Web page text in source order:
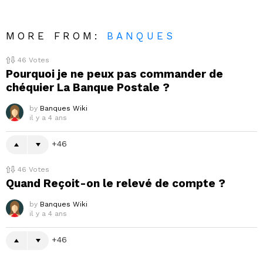
MORE FROM: BANQUES
46 Votes
Pourquoi je ne peux pas commander de
chéquier La Banque Postale ?
by Banques Wiki
il y a 4 ans
46
46 Votes
Quand Reçoit-on le relevé de compte ?
by Banques Wiki
il y a 4 ans
46